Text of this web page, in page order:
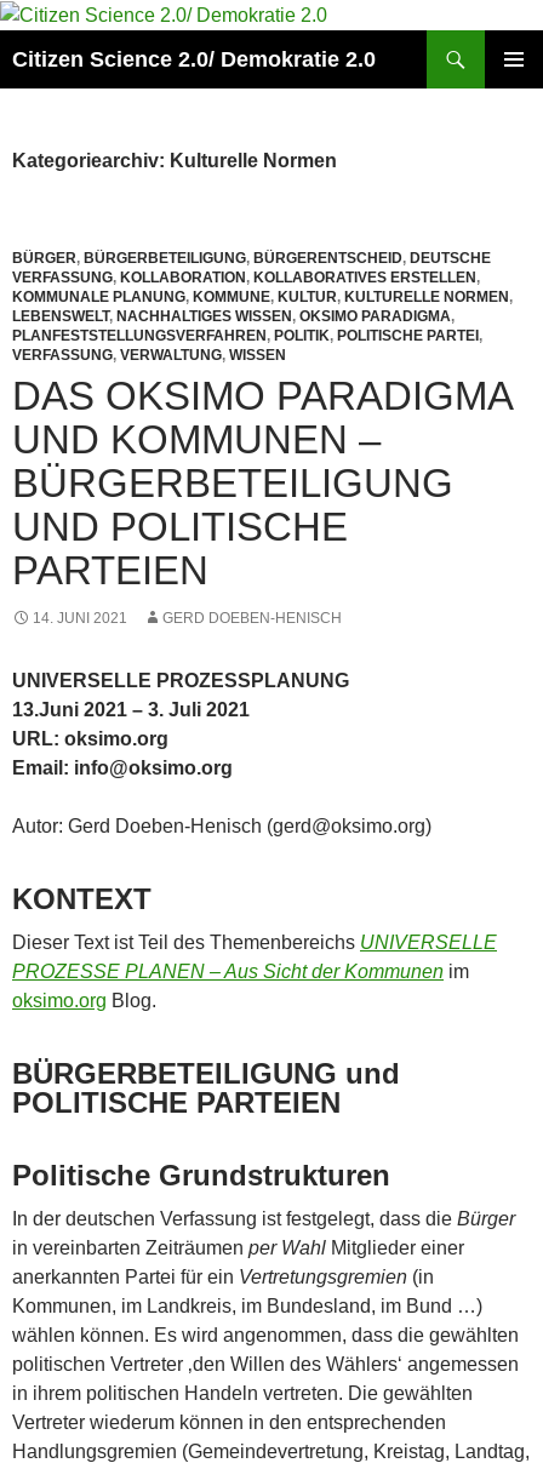
Zum
springen
Citizen Science 2.0/ Demokratie 2.0
Kategoriearchiv: Kulturelle Normen
BÜRGER, BÜRGERBETEILIGUNG, BÜRGERENTSCHEID, DEUTSCHE
VERFASSUNG, KOLLABORATION, KOLLABORATIVES ERSTELLEN,
KOMMUNALE PLANUNG, KOMMUNE, KULTUR, KULTURELLE NORMEN,
LEBENSWELT, NACHHALTIGES WISSEN, OKSIMO PARADIGMA,
PLANFESTSTELLUNGSVERFAHREN, POLITIK, POLITISCHE PARTEI,
VERFASSUNG, VERWALTUNG, WISSEN
DAS OKSIMO PARADIGMA
UND KOMMUNEN –
BÜRGERBETEILIGUNG
UND POLITISCHE
PARTEIEN
14. JUNI 2021 GERD DOEBEN-HENISCH
UNIVERSELLE PROZESSPLANUNG
13.Juni 2021 – 3. Juli 2021
URL: oksimo.org
Email: info@oksimo.org
Autor: Gerd Doeben-Henisch (gerd@oksimo.org)
KONTEXT
Dieser Text ist Teil des Themenbereichs UNIVERSELLE
PROZESSE PLANEN – Aus Sicht der Kommunen im
oksimo.org Blog.
BÜRGERBETEILIGUNG und
POLITISCHE PARTEIEN
Politische Grundstrukturen
In der deutschen Verfassung ist festgelegt, dass die Bürger
in vereinbarten Zeiträumen per Wahl Mitglieder einer
anerkannten Partei für ein Vertretungsgremien (in
Kommunen, im Landkreis, im Bundesland, im Bund …)
wählen können. Es wird angenommen, dass die gewählten
politischen Vertreter ‚den Willen des Wählers‘ angemessen
in ihrem politischen Handeln vertreten. Die gewählten
Vertreter wiederum können in den entsprechenden
Handlungsgremien (Gemeindevertretung, Kreistag, Landtag,